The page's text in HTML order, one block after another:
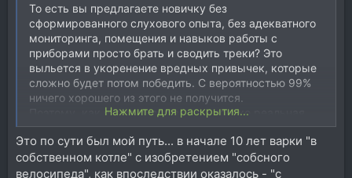
То есть вы предлагаете новичку без
сформированного слухового опыта, без адекватного
мониторинга, помещения и навыков работы с
приборами просто брать и сводить треки? Это
выльется в укоренение вредных привычек, которые
сложно будет потом победить. С вероятностью 99%
ничего хорошего из этого не получится.
Поэтому, как я уже писал выше - только реальная
работа в хорошей большой студии, где разные
артисты, разные звукорежиссеры… Набираться
опыта и подсматривать. А звукорежиссеры сами все
расскажут, этот святое «поговорить за работу»… Как
Нажмите для раскрытия...
Это по сути был мой путь... в начале 10 лет варки "в
собственном котле" с изобретением "собсного
велосипеда", как впоследствии оказалось - "с